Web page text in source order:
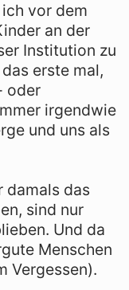
vor dem
an der
Institution zu
erste mal,
oder
irgendwie
und uns als
damals das
sind nur
Und da
Menschen
Vergessen).